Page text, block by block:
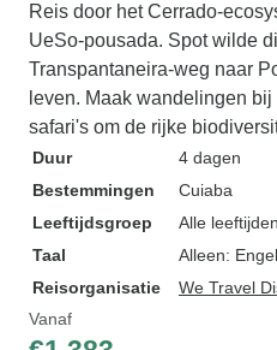
Reis door het Cerrado-
UeSo-pousada. Spot wilde
Transpantaneira-weg naar
leven. Maak wandelingen
safari's om de rijke
Duur
4 dagen
Bestemmingen
Cuiaba
Leeftijdsgroep
Alle
Taal
Alleen:
Reisorganisatie
We Travel
Vanaf